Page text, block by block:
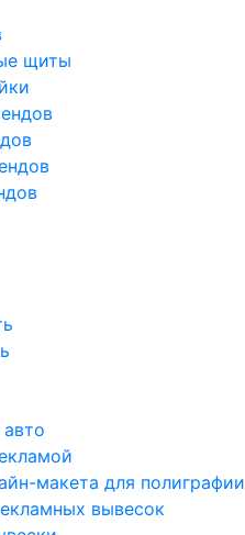
щиты
макета для полиграфии
вывесок